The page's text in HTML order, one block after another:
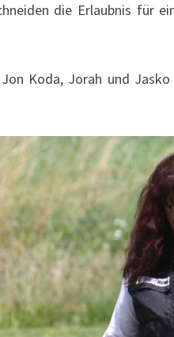
die Erlaubnis für
Koda, Jorah und